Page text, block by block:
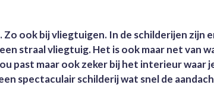
ook bij vliegtuigen. In de schilderijen zijn
straal vliegtuig. Het is ook maar net van
past maar ook zeker bij het interieur waar
spectaculair schilderij wat snel de